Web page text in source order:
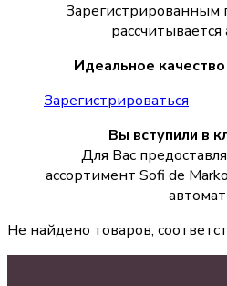
Зарегистрированным
Идеальное
Зарегистрироваться
Вы вступили в
Для Вас
ассортимент Sofi de
Не найдено товаров,